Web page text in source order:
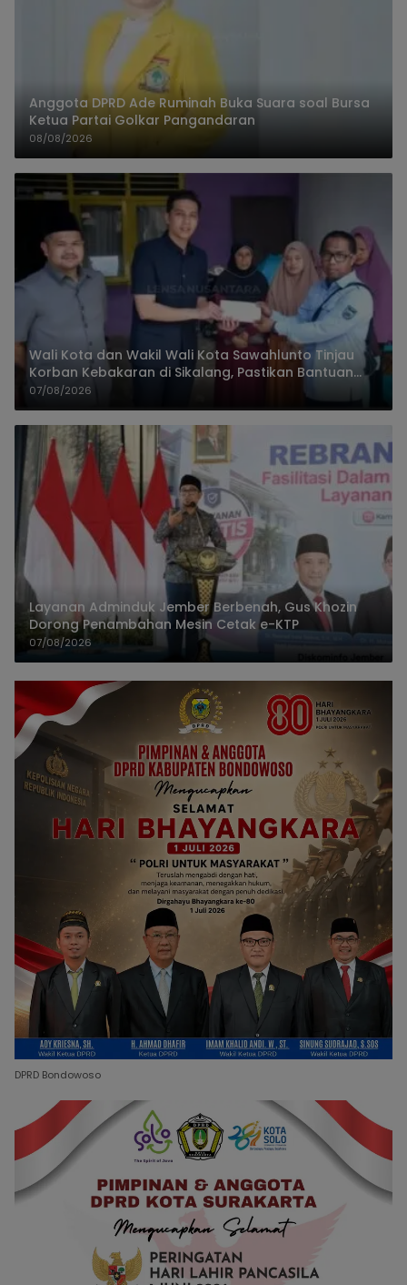
Anggota DPRD Ade Ruminah Buka Suara soal Bursa
Ketua Partai Golkar Pangandaran
08/08/2026
Wali Kota dan Wakil Wali Kota Sawahlunto Tinjau
Korban Kebakaran di Sikalang, Pastikan Bantuan
dan Perkuat Mitigasi Bencana
07/08/2026
Layanan Adminduk Jember Berbenah, Gus Khozin
Dorong Penambahan Mesin Cetak e-KTP
07/08/2026
DPRD Bondowoso